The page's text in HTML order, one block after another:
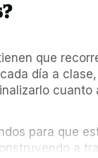
que
día a
cuanto
para que
a